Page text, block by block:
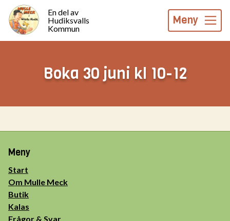
En del av
Hudiksvalls
Kommun
Meny
Boka 30 juni kl 10-12
Meny
Start
Om Mulle Meck
Butik
Kalas
Frågor & Svar